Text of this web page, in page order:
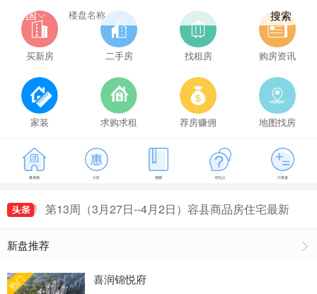
全国 搜索
买新房 二手房 找租房 购房资讯
家装 求购求租 荐房赚佣 地图找房
看房团 小区 视频 经纪人 计算器
第14周（4月3日--4月9日）容县商品房住宅最新房
价出炉，容县房价4632元/㎡
第10周（3月6日--3月12日）容县商品房住宅成交
47套，容县房价4545元/㎡
第11周（3月13日--3月19日）容县商品房住宅成交
房价出炉，容县房价4827元/㎡
第13周（3月27日--4月2日）容县商品房住宅最新
价出炉，容县房价4632元/㎡
第10周（3月6日--3月12日）容县商品房住宅成交
47套，容县房价4545元/㎡
新盘推荐
热门 喜润锦悦府